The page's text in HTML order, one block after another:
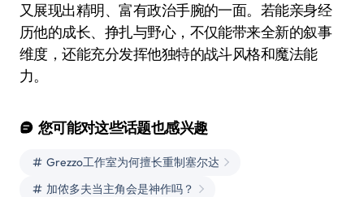
又展现出精明、富有政治手腕的一面。若能亲身经
历他的成长、挣扎与野心，不仅能带来全新的叙事
维度，还能充分发挥他独特的战斗风格和魔法能
力。
您可能对这些话题也感兴趣
Grezzo工作室为何擅长重制塞尔达
加侬多夫当主角会是神作吗？